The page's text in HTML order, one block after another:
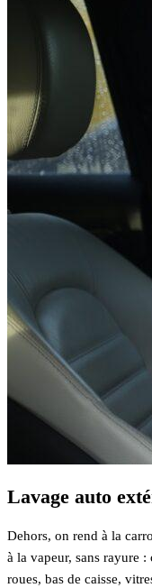
Lavage auto
Dehors, on rend à la
à la vapeur, sans rayure :
roues, bas de caisse,